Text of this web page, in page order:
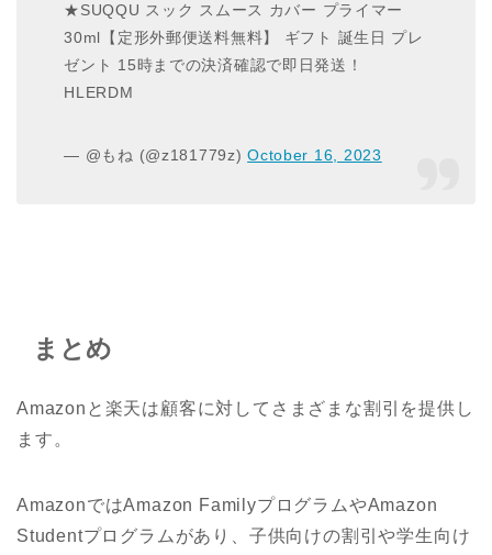
★SUQQU スック スムース カバー プライマー
30ml【定形外郵便送料無料】 ギフト 誕生日 プレ
ゼント 15時までの決済確認で即日発送！
HLERDM
— @もね (@z181779z)October 16, 2023
まとめ
Amazonと楽天は顧客に対してさまざまな割引を提供し
ます。
AmazonではAmazon FamilyプログラムやAmazon
Studentプログラムがあり、子供向けの割引や学生向け